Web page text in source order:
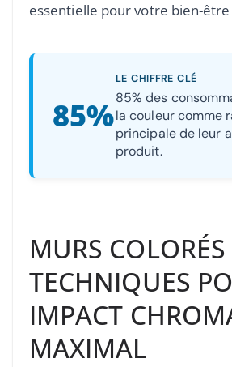
essentielle pour votre bien-
85%
LE CHIFFRE CLÉ
85% des
la couleur comme
principale de leur
produit.
MURS COLORÉS
TECHNIQUES
IMPACT
MAXIMAL